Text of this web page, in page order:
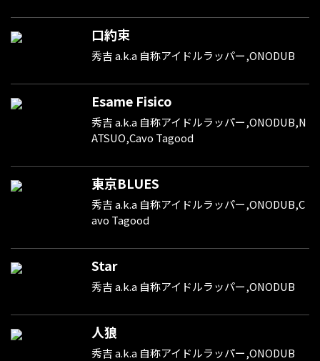
口約束
秀吉 a.k.a 自称アイドルラッパー,ONODUB
Esame Fisico
秀吉 a.k.a 自称アイドルラッパー,ONODUB,N
ATSUO,Cavo Tagood
東京BLUES
秀吉 a.k.a 自称アイドルラッパー,ONODUB,C
avo Tagood
Star
秀吉 a.k.a 自称アイドルラッパー,ONODUB
人狼
秀吉 a.k.a 自称アイドルラッパー,ONODUB